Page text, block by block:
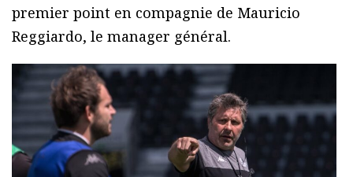
premier point en compagnie de Mauricio
Reggiardo, le manager général.